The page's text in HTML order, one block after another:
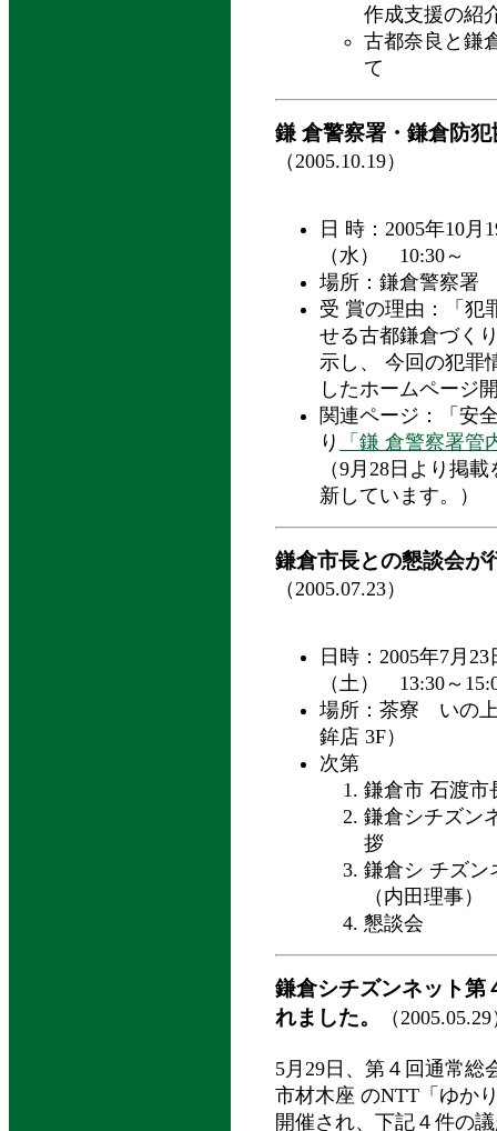
作成支援の紹
古都奈良と鎌
て
鎌 倉警察署・鎌倉防
（2005.10.19）
日 時：2005年10月
（水） 10:30～
場所：鎌倉警察署
受 賞の理由：「犯
せる古都鎌倉づく
示し、 今回の犯罪
したホームページ
関連ページ：「安
り
「鎌 倉警察署管
（9月28日より掲
新しています。）
鎌倉市長との懇談会が
（2005.07.23）
日時：2005年7月23
（土） 13:30～
場所：茶寮 いの
鉾店 3F）
次第
鎌倉市 石渡市
鎌倉シチズン
拶
鎌倉シ チズン
（内田理事）
懇談会
鎌倉シチズンネット第
れました。
（
5月29日、第４回通常総
市材木座 のNTT「ゆか
開催され、下記４件の